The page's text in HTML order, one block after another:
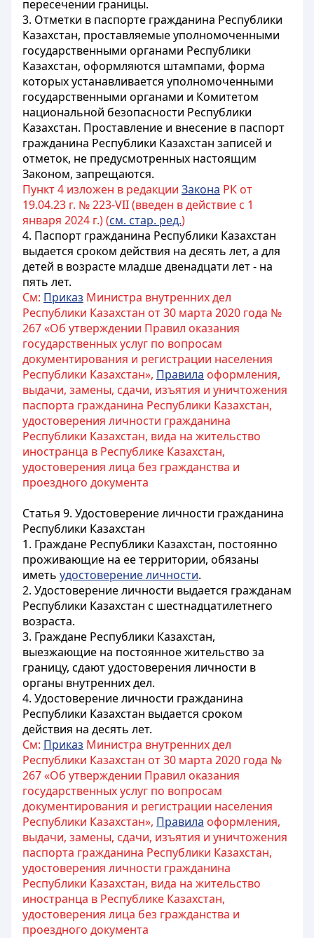
пересечении границы.
3. Отметки в паспорте гражданина Республики
Казахстан, проставляемые уполномоченными
государственными органами Республики
Казахстан, оформляются штампами, форма
которых устанавливается уполномоченными
государственными органами и Комитетом
национальной безопасности Республики
Казахстан. Проставление и внесение в паспорт
гражданина Республики Казахстан записей и
отметок, не предусмотренных настоящим
Законом, запрещаются.
Пункт 4 изложен в редакции Закона РК от
19.04.23 г. № 223-VII (введен в действие с 1
января 2024 г.) (см. стар. ред.)
4. Паспорт гражданина Республики Казахстан
выдается сроком действия на десять лет, а для
детей в возрасте младше двенадцати лет - на
пять лет.
См: Приказ Министра внутренних дел
Республики Казахстан от 30 марта 2020 года №
267 «Об утверждении Правил оказания
государственных услуг по вопросам
документирования и регистрации населения
Республики Казахстан», Правила оформления,
выдачи, замены, сдачи, изъятия и уничтожения
паспорта гражданина Республики Казахстан,
удостоверения личности гражданина
Республики Казахстан, вида на жительство
иностранца в Республике Казахстан,
удостоверения лица без гражданства и
проездного документа
Статья 9. Удостоверение личности гражданина
Республики Казахстан
1. Граждане Республики Казахстан, постоянно
проживающие на ее территории, обязаны
иметь удостоверение личности.
2. Удостоверение личности выдается гражданам
Республики Казахстан с шестнадцатилетнего
возраста.
3. Граждане Республики Казахстан,
выезжающие на постоянное жительство за
границу, сдают удостоверения личности в
органы внутренних дел.
4. Удостоверение личности гражданина
Республики Казахстан выдается сроком
действия на десять лет.
См: Приказ Министра внутренних дел
Республики Казахстан от 30 марта 2020 года №
267 «Об утверждении Правил оказания
государственных услуг по вопросам
документирования и регистрации населения
Республики Казахстан», Правила оформления,
выдачи, замены, сдачи, изъятия и уничтожения
паспорта гражданина Республики Казахстан,
удостоверения личности гражданина
Республики Казахстан, вида на жительство
иностранца в Республике Казахстан,
удостоверения лица без гражданства и
проездного документа